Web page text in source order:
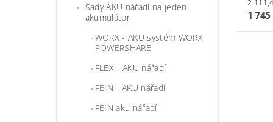
Sady AKU nářadí na jeden
akumulátor
WORX - AKU systém WORX
POWERSHARE
FLEX - AKU nářadí
FEIN - AKU nářadí
FEIN aku nářadí
1